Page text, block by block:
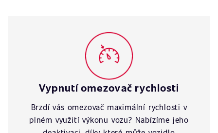
Vypnutí omezovač rychlosti
Brzdí vás omezovač maximální rychlosti v
plném využití výkonu vozu? Nabízíme jeho